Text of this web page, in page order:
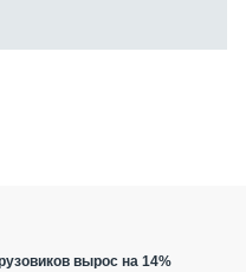
вырос на 14%